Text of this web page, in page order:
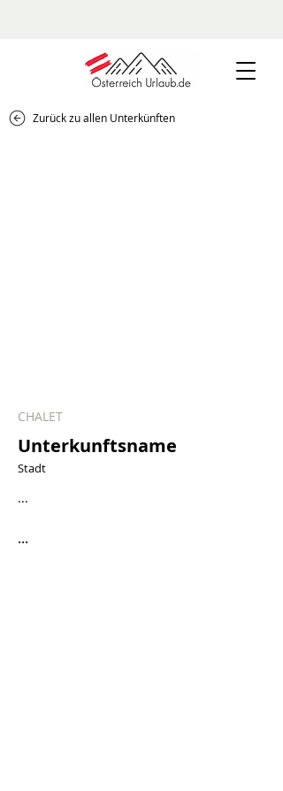
Zurück zu allen Unterkünften
CHALET
Unterkunftsname
Stadt
...
...